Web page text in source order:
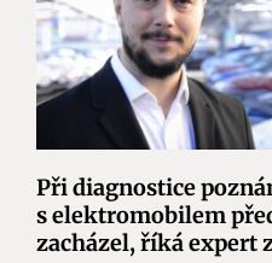
Při diagnostice
s elektromobilem
zacházel, říká expert